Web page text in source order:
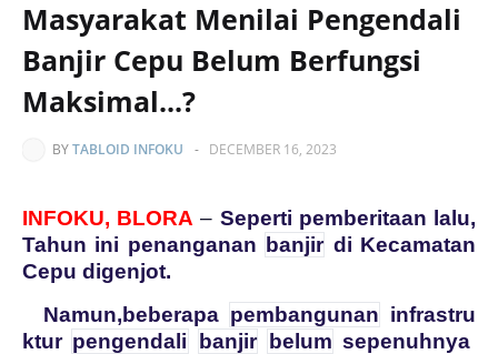
Masyarakat Menilai Pengendali
Banjir Cepu Belum Berfungsi
Maksimal...?
BYTABLOID INFOKU - DECEMBER 16, 2023
INFOKU, BLORA – Seperti pemberitaan lalu,
Tahun ini penanganan banjir di Kecamatan
Cepu digenjot.
Namun,beberapa pembangunan infrastru
ktur pengendali banjir belum sepenuhnya